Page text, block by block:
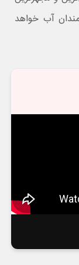
دلار پای علاقمندان آب خواهد